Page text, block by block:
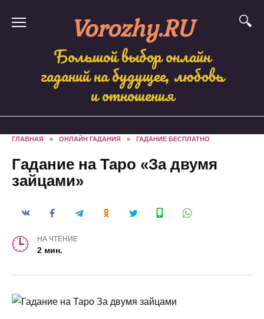
Vorozhy.RU
Большой выбор онлайн
гаданий на будущее, любовь
и отношения
ГЛАВНАЯ » ОНЛАЙН ГАДАНИЯ » ГАДАНИЕ БЕСПЛАТНО
Гадание на Таро «За двумя
зайцами»
НА ЧТЕНИЕ
2 мин.